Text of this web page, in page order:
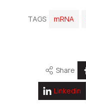
TAGS mRNA
Share
Linkedin